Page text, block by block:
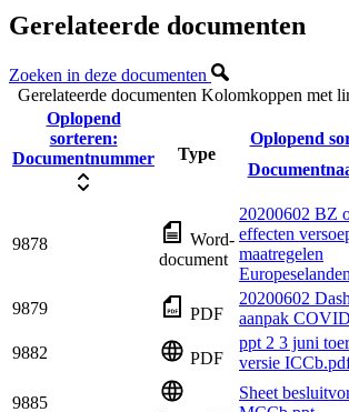
Gerelateerde documenten
Zoeken in deze documenten
Gerelateerde documenten Kolomkoppen met
Oplopend
sorteren:
Documentnummer
Type
Oplopend
9878
Word-
document
20200602 BZ
effecten
maatregelen
9879 PDF
20200602
aanpak
9882
PDF
ppt 2 3 juni
versie
9885
Sheet